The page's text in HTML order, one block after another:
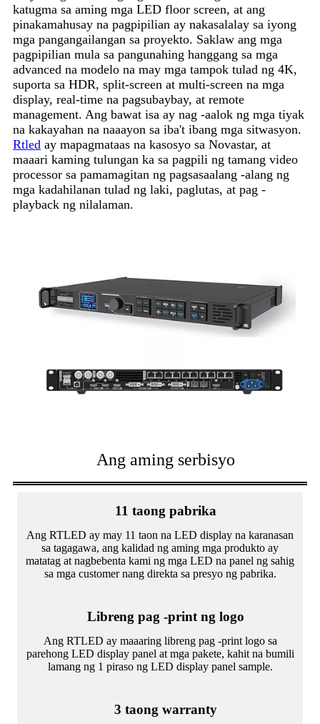
katugma sa aming mga LED floor screen, at ang
pinakamahusay na pagpipilian ay nakasalalay sa iyong
mga pangangailangan sa proyekto. Saklaw ang mga
pagpipilian mula sa pangunahing hanggang sa mga
advanced na modelo na may mga tampok tulad ng 4K,
suporta sa HDR, split-screen at multi-screen na mga
display, real-time na pagsubaybay, at remote
management. Ang bawat isa ay nag -aalok ng mga tiyak
na kakayahan na naaayon sa iba't ibang mga sitwasyon.
Rtled ay mapagmataas na kasosyo sa Novastar, at
maaari kaming tulungan ka sa pagpili ng tamang video
processor sa pamamagitan ng pagsasaalang -alang ng
mga kadahilanan tulad ng laki, paglutas, at pag -
playback ng nilalaman.
Ang aming serbisyo
11 taong pabrika
Ang RTLED ay may 11 taon na LED display na karanasan
sa tagagawa, ang kalidad ng aming mga produkto ay
matatag at nagbebenta kami ng mga LED na panel ng sahig
sa mga customer nang direkta sa presyo ng pabrika.
Libreng pag -print ng logo
Ang RTLED ay maaaring libreng pag -print logo sa
parehong LED display panel at mga pakete, kahit na bumili
lamang ng 1 piraso ng LED display panel sample.
3 taong warranty